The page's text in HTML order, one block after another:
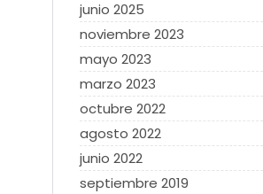
junio 2025
noviembre 2023
mayo 2023
marzo 2023
octubre 2022
agosto 2022
junio 2022
septiembre 2019